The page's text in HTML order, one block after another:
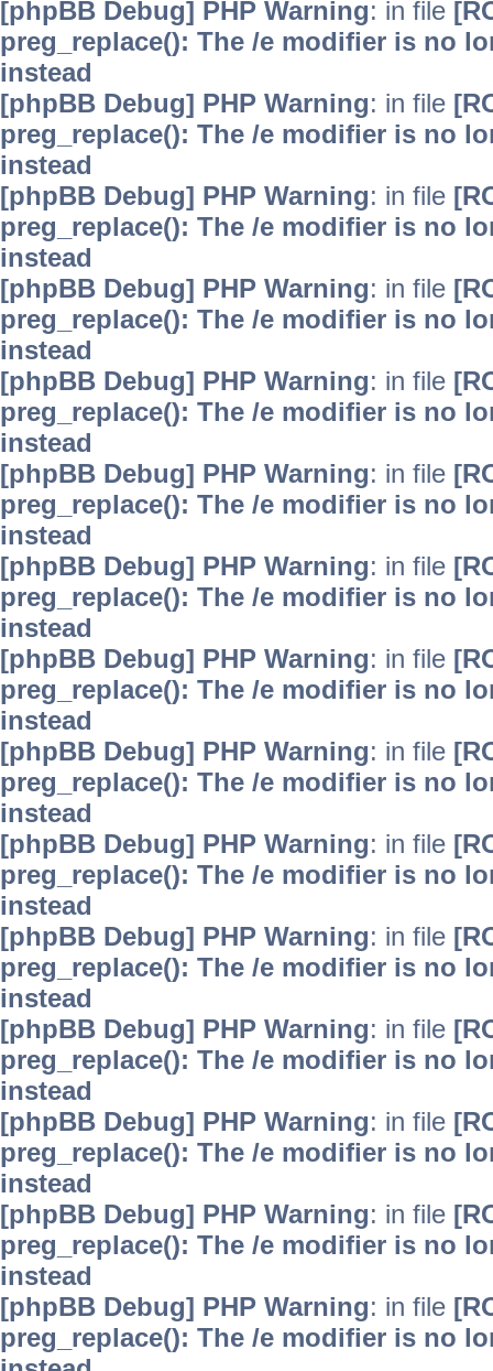
[phpBB Debug] PHP Warning: in file
preg_replace(): The /e modifier is no
instead
[phpBB Debug] PHP Warning: in file
preg_replace(): The /e modifier is no
instead
[phpBB Debug] PHP Warning: in file
preg_replace(): The /e modifier is no
instead
[phpBB Debug] PHP Warning: in file
preg_replace(): The /e modifier is no
instead
[phpBB Debug] PHP Warning: in file
preg_replace(): The /e modifier is no
instead
[phpBB Debug] PHP Warning: in file
preg_replace(): The /e modifier is no
instead
[phpBB Debug] PHP Warning: in file
preg_replace(): The /e modifier is no
instead
[phpBB Debug] PHP Warning: in file
preg_replace(): The /e modifier is no
instead
[phpBB Debug] PHP Warning: in file
preg_replace(): The /e modifier is no
instead
[phpBB Debug] PHP Warning: in file
preg_replace(): The /e modifier is no
instead
[phpBB Debug] PHP Warning: in file
preg_replace(): The /e modifier is no
instead
[phpBB Debug] PHP Warning: in file
preg_replace(): The /e modifier is no
instead
[phpBB Debug] PHP Warning: in file
preg_replace(): The /e modifier is no
instead
[phpBB Debug] PHP Warning: in file
preg_replace(): The /e modifier is no
instead
[phpBB Debug] PHP Warning: in file
preg_replace(): The /e modifier is no